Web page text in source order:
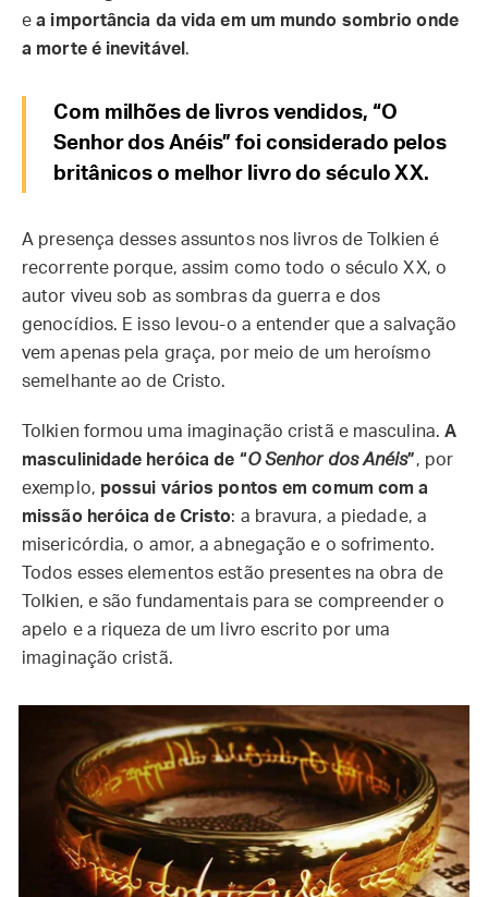
ea importância da vida em um mundo sombrio onde
a morte é inevitável .
Com milhões de livros vendidos, “O
Senhor dos Anéis” foi considerado pelos
britânicos o melhor livro do século XX.
A presença desses assuntos nos livros de Tolkien é
recorrente porque, assim como todo o século XX, o
autor viveu sob as sombras da guerra e dos
genocídios. E isso levou-o a entender que a salvação
vem apenas pela graça, por meio de um heroísmo
semelhante ao de Cristo.
Tolkien formou uma imaginação cristã e masculina. A
masculinidade heróica de “O Senhor dos Anéis”, por
exemplo, possui vários pontos em comum com a
missão heróica de Cristo: a bravura, a piedade, a
misericórdia, o amor, a abnegação e o sofrimento.
Todos esses elementos estão presentes na obra de
Tolkien, e são fundamentais para se compreender o
apelo e a riqueza de um livro escrito por uma
imaginação cristã.